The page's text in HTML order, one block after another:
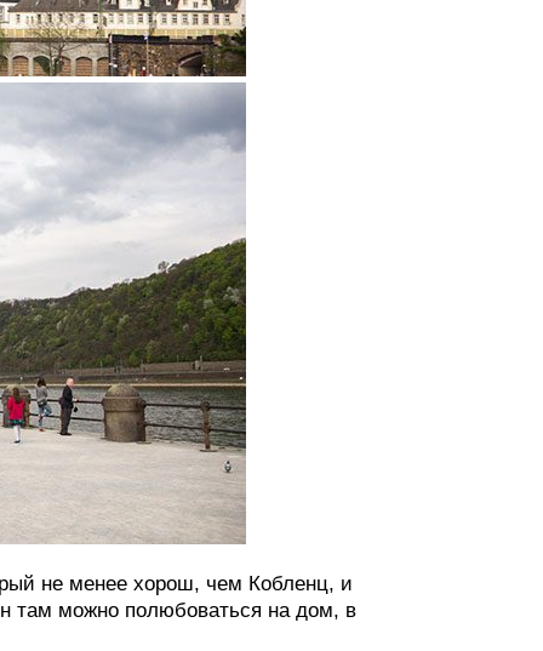
не менее хорош, чем Кобленц, и
там можно полюбоваться на дом, в